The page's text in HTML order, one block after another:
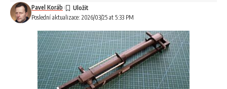
Poslední aktualizace: 2026/03/25 at 5:33 PM
Pavel Koráb